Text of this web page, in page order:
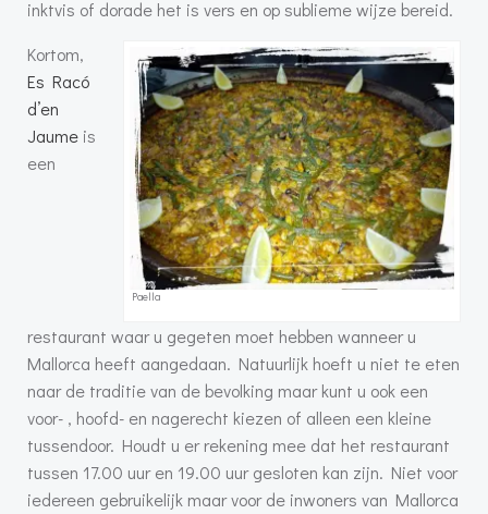
inktvis of dorade het is vers en op sublieme wijze bereid.
Paella
Kortom,
Es Racó
d’en
Jaume is
een
restaurant waar u gegeten moet hebben wanneer u
Mallorca heeft aangedaan. Natuurlijk hoeft u niet te eten
naar de traditie van de bevolking maar kunt u ook een
voor- , hoofd- en nagerecht kiezen of alleen een kleine
tussendoor. Houdt u er rekening mee dat het restaurant
tussen 17.00 uur en 19.00 uur gesloten kan zijn. Niet voor
iedereen gebruikelijk maar voor de inwoners van Mallorca